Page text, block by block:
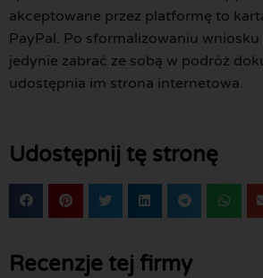
akceptowane przez platformę to
PayPal. Po sformalizowaniu
jedynie zabrać ze sobą w podróż
udostępnia im strona internetowa.
Udostępnij tę stronę
Recenzje tej firmy